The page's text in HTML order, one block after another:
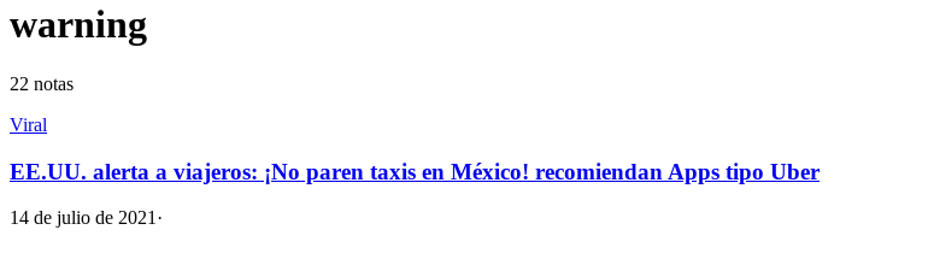
warning
22 notas
Viral
EE.UU. alerta a viajeros: ¡No paren taxis en México! recomiendan Apps tipo Uber
14 de julio de 2021 ·